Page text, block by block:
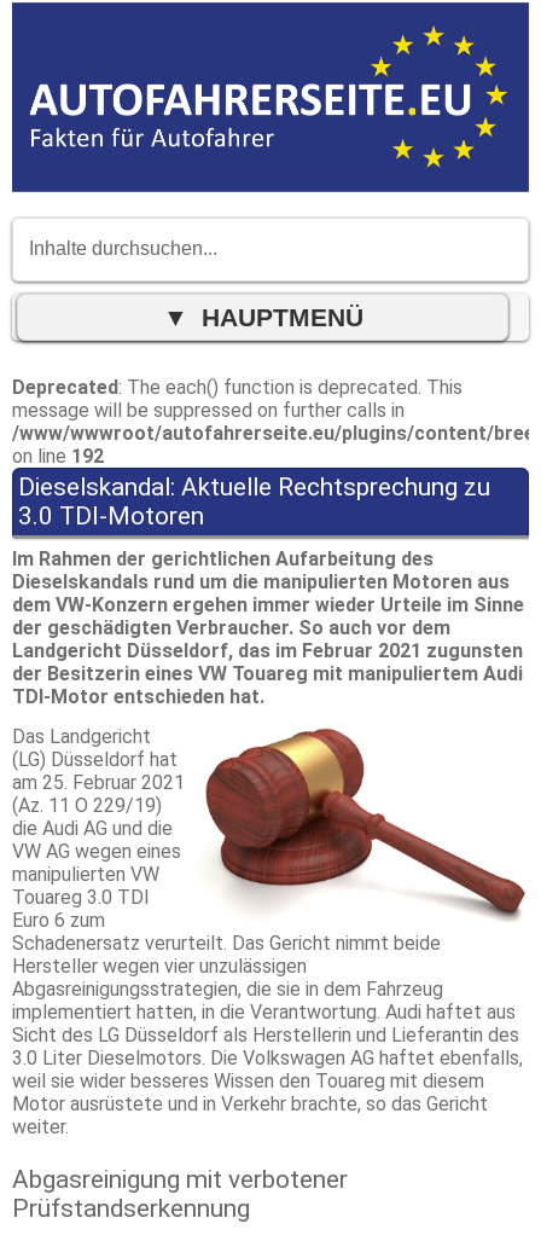
Deprecated: The each() function is deprecated. This
message will be suppressed on further calls in
/www/wwwroot/autofahrerseite.eu/plugins/content/
on line 192
Dieselskandal: Aktuelle Rechtsprechung zu
3.0 TDI-Motoren
Im Rahmen der gerichtlichen Aufarbeitung des
Dieselskandals rund um die manipulierten Motoren aus
dem VW-Konzern ergehen immer wieder Urteile im Sinne
der geschädigten Verbraucher. So auch vor dem
Landgericht Düsseldorf, das im Februar 2021 zugunsten
der Besitzerin eines VW Touareg mit manipuliertem Audi
TDI-Motor entschieden hat.
Das Landgericht
(LG) Düsseldorf hat
am 25. Februar 2021
(Az. 11 O 229/19)
die Audi AG und die
VW AG wegen eines
manipulierten VW
Touareg 3.0 TDI
Euro 6 zum
Schadenersatz verurteilt. Das Gericht nimmt beide
Hersteller wegen vier unzulässigen
Abgasreinigungsstrategien, die sie in dem Fahrzeug
implementiert hatten, in die Verantwortung. Audi haftet aus
Sicht des LG Düsseldorf als Herstellerin und Lieferantin des
3.0 Liter Dieselmotors. Die Volkswagen AG haftet ebenfalls,
weil sie wider besseres Wissen den Touareg mit diesem
Motor ausrüstete und in Verkehr brachte, so das Gericht
weiter.
Abgasreinigung mit verbotener
Prüfstandserkennung